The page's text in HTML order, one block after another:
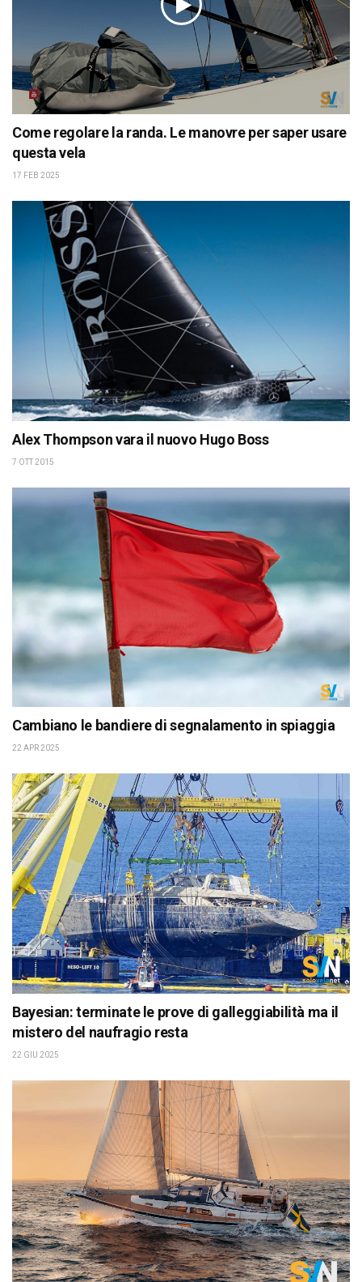
Come regolare la randa. Le manovre per saper usare
questa vela
17 FEB 2025
Alex Thompson vara il nuovo Hugo Boss
7 OTT 2015
Cambiano le bandiere di segnalamento in spiaggia
22 APR 2025
Bayesian: terminate le prove di galleggiabilità ma il
mistero del naufragio resta
22 GIU 2025